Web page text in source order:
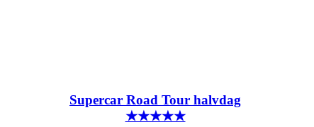
Supercar Road Tour halvdag
★★★★★